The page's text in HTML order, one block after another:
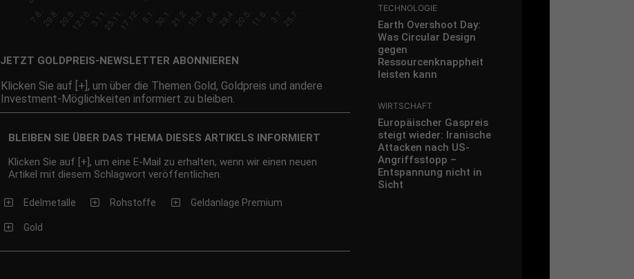
JETZT GOLDPREIS-NEWSLETTER ABONNIEREN
Klicken Sie auf [+], um über die Themen Gold, Goldpreis und andere
Investment-Möglichkeiten informiert zu bleiben.
BLEIBEN SIE ÜBER DAS THEMA DIESES ARTIKELS INFORMIERT
Klicken Sie auf [+], um eine E-Mail zu erhalten, wenn wir einen neuen
Artikel mit diesem Schlagwort veröffentlichen.
Edelmetalle Rohstoffe Geldanlage Premium
Gold
TECHNOLOGIE
Earth Overshoot Day:
Was Circular Design
gegen
Ressourcenknappheit
leisten kann
WIRTSCHAFT
Europäischer Gaspreis
steigt wieder: Iranische
Attacken nach US-
Angriffsstopp –
Entspannung nicht in
Sicht